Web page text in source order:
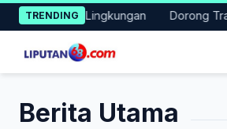
Skip
to
content
TRENDING
Pelestarian Lingkungan Dorong
Berita Utama